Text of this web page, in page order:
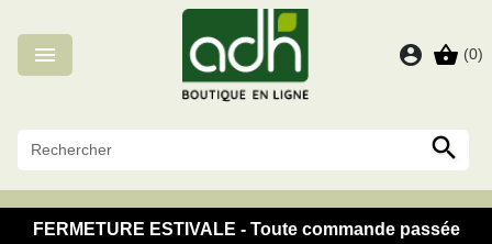
 account_circle shopping_basket (0)

FERMETURE ESTIVALE - Toute commande passée
Panneau de gestion des cookies